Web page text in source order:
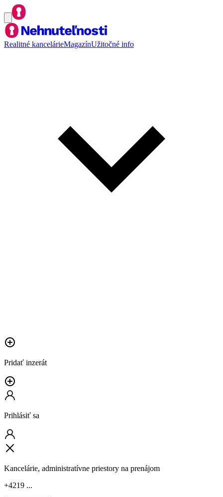
Realitné kancelárieMagazínUžitočné info
Pridať inzerát
Prihlásiť sa
Kancelárie, administratívne priestory na prenájom
+4219 ...